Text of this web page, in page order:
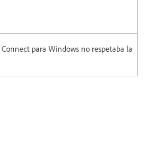
para Windows no respetaba la